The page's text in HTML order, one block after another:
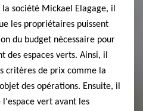
société Mickael Elagage, il
les propriétaires puissent
du budget nécessaire pour
des espaces verts. Ainsi, il
critères de prix comme la
des opérations. Ensuite, il
l'espace vert avant les